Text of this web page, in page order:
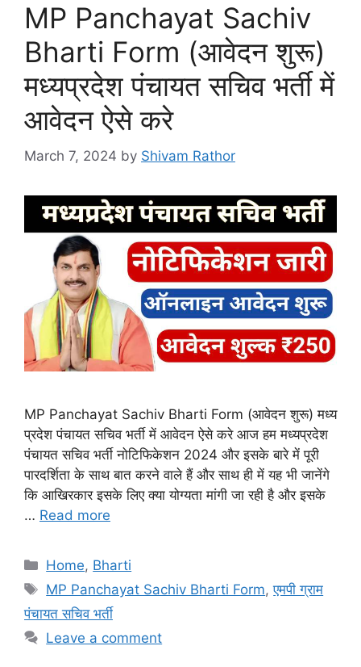
MP Panchayat Sachiv
Bharti Form (आवेदन शुरू)
मध्यप्रदेश पंचायत सचिव भर्ती में
आवेदन ऐसे करे
March 7, 2024 by Shivam Rathor
MP Panchayat Sachiv Bharti Form (आवेदन शुरू) मध्य
प्रदेश पंचायत सचिव भर्ती में आवेदन ऐसे करे आज हम मध्यप्रदेश
पंचायत सचिव भर्ती नोटिफिकेशन 2024 और इसके बारे में पूरी
पारदर्शिता के साथ बात करने वाले हैं और साथ ही में यह भी जानेंगे
कि आखिरकार इसके लिए क्या योग्यता मांगी जा रही है और इसके
… Read more
Categories
Home, Bharti
Tags
MP Panchayat Sachiv Bharti Form,एमपी ग्राम
पंचायत सचिव भर्ती
Leave a comment